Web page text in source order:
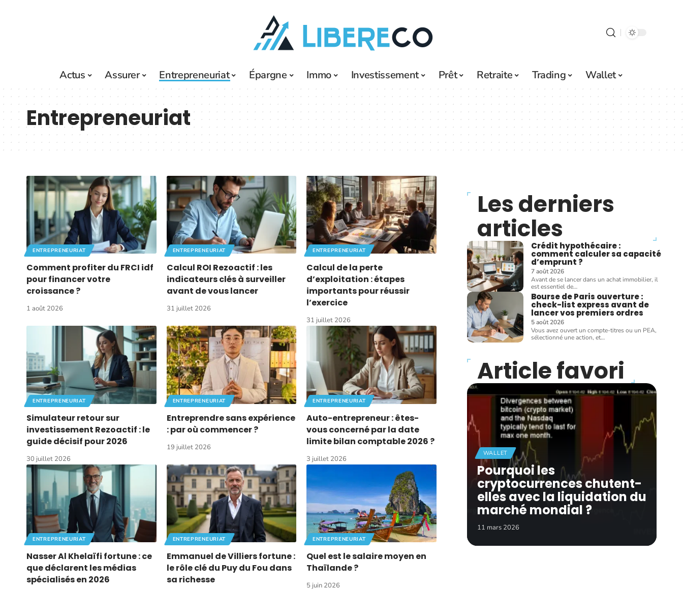
Actus Assurer Entrepreneuriat Épargne Immo Investissement Prêt Retraite Trading Wallet
Entrepreneuriat
ENTREPRENEURIAT
Comment profiter du FRCI idf
pour financer votre
croissance ?
1 août 2026
ENTREPRENEURIAT
Calcul ROI Rezoactif : les
indicateurs clés à surveiller
avant de vous lancer
31 juillet 2026
ENTREPRENEURIAT
Calcul de la perte
d’exploitation : étapes
importants pour réussir
l’exercice
31 juillet 2026
ENTREPRENEURIAT
Simulateur retour sur
investissement Rezoactif : le
guide décisif pour 2026
30 juillet 2026
ENTREPRENEURIAT
Entreprendre sans expérience
: par où commencer ?
19 juillet 2026
ENTREPRENEURIAT
Auto-entrepreneur : êtes-
vous concerné par la date
limite bilan comptable 2026 ?
3 juillet 2026
ENTREPRENEURIAT
Nasser Al Khelaïfi fortune : ce
que déclarent les médias
spécialisés en 2026
ENTREPRENEURIAT
Emmanuel de Villiers fortune :
le rôle clé du Puy du Fou dans
sa richesse
ENTREPRENEURIAT
Quel est le salaire moyen en
Thaïlande ?
5 juin 2026
Les derniers
articles
Crédit hypothécaire :
comment calculer sa capacité
d’emprunt ?
7 août 2026
Avant de se lancer dans un achat immobilier, il
est essentiel de…
Bourse de Paris ouverture :
check-list express avant de
lancer vos premiers ordres
5 août 2026
Vous avez ouvert un compte-titres ou un PEA,
sélectionné une action, et…
Article favori
WALLET
Pourquoi les
cryptocurrences chutent-
elles avec la liquidation du
marché mondial ?
11 mars 2026